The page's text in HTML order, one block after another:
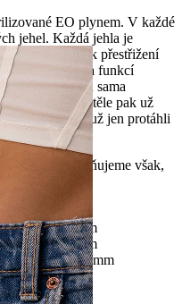
EO plynem. V každé
jehel. Každá jehla je
je to, že k přestřižení
je vybavena funkcí
část katétru sama
piercingu. V těle pak už
abyste ním už jen protáhli
Upozorňujeme však,
mm
mm do 1,2 mm
mm do 1,6 mm
1,6 mm do 2 mm